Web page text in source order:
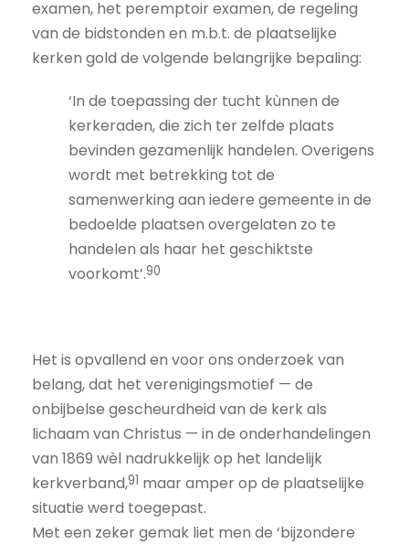
examen, het peremptoir examen, de regeling
van de bidstonden en m.b.t. de plaatselijke
kerken gold de volgende belangrijke bepaling:
‘In de toepassing der tucht kùnnen de
kerkeraden, die zich ter zelfde plaats
bevinden gezamenlijk handelen. Overigens
wordt met betrekking tot de
samenwerking aan iedere gemeente in de
bedoelde plaatsen overgelaten zo te
handelen als haar het geschiktste
voorkomt’.90
Het is opvallend en voor ons onderzoek van
belang, dat het verenigingsmotief — de
onbijbelse gescheurdheid van de kerk als
lichaam van Christus — in de onderhandelingen
van 1869 wèl nadrukkelijk op het landelijk
kerkverband,91 maar amper op de plaatselijke
situatie werd toegepast.
Met een zeker gemak liet men de ‘bijzondere